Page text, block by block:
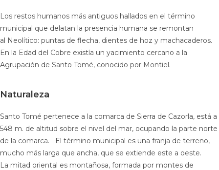
Los restos humanos más antiguos hallados en el término
municipal que delatan la presencia humana se remontan
al Neolítico: puntas de flecha, dientes de hoz y machacaderos.
En la Edad del Cobre existía un yacimiento cercano a la
Agrupación de Santo Tomé, conocido por Montiel.
Naturaleza
Santo Tomé pertenece a la comarca de Sierra de Cazorla, está a
548 m. de altitud sobre el nivel del mar, ocupando la parte norte
de la comarca. El término municipal es una franja de terreno,
mucho más larga que ancha, que se extiende este a oeste.
La mitad oriental es montañosa, formada por montes de